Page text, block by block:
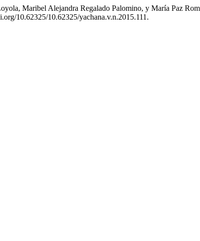
Maribel Alejandra Regalado Palomino, y María Paz
10.62325/10.62325/yachana.v.n.2015.111.